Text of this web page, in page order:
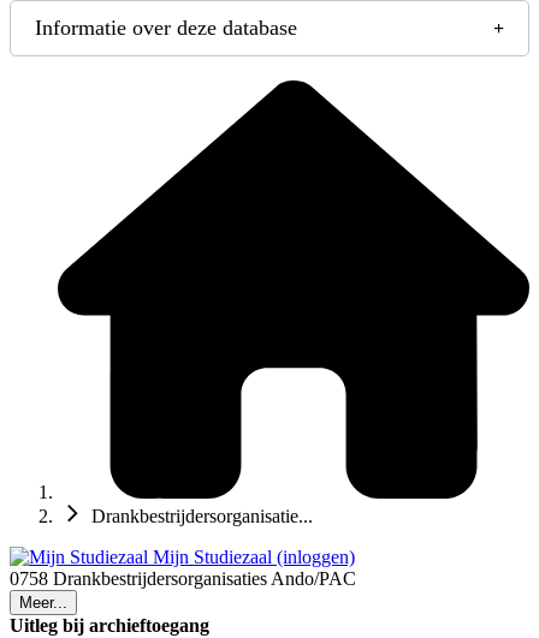
Informatie over deze database
Drankbestrijdersorganisatie...
Mijn Studiezaal (inloggen)
0758 Drankbestrijdersorganisaties Ando/PAC
Meer...
Uitleg bij archieftoegang